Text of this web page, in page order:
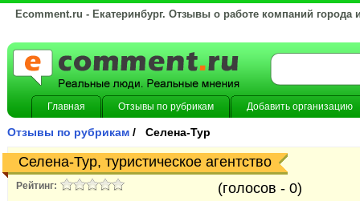
Ecomment.ru - Екатеринбург. Отзывы о работе компаний города
Главная Отзывы по рубрикам Добавить организацию
Отзывы по рубрикам / Селена-Тур
Селена-Тур, туристическое агентство
Рейтинг: (голосов - 0)